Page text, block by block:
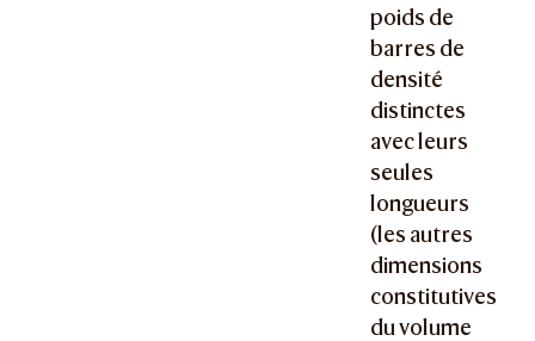
poids de
barres de
densité
distinctes
avec leurs
seules
longueurs
(les autres
dimensions
constitutives
du volume